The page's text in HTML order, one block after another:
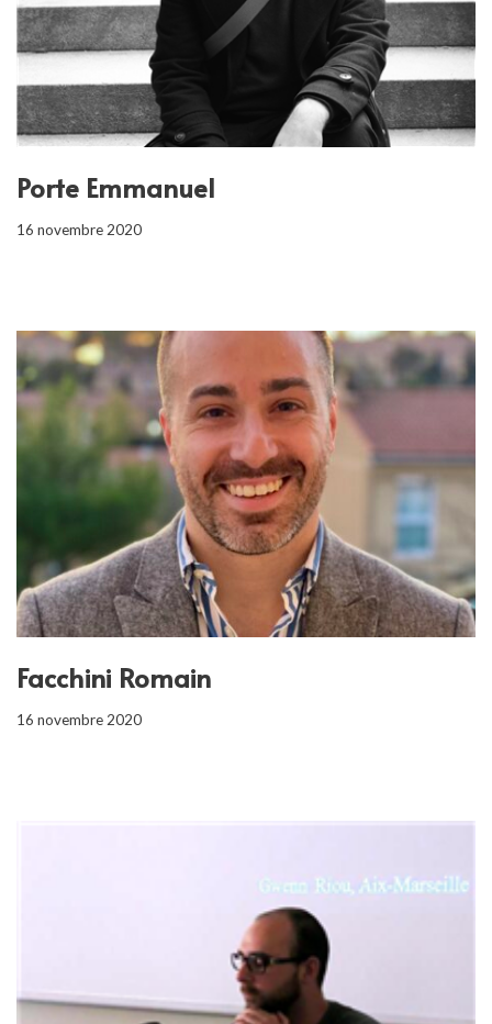
Porte Emmanuel
16 novembre 2020
Facchini Romain
16 novembre 2020